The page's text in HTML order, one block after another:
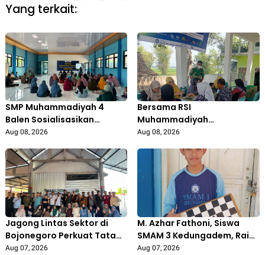
Yang terkait:
SMP Muhammadiyah 4
Balen Sosialisasikan
Program Sekolah dan Gelar
Murid
Aug 08, 2026
Bersama RSI
Muhammadiyah
Sumberrejo, KKN STITMUBO
Kesehatan Masyarakat
Desa Prigi
Aug 08, 2026
Jagong Lintas Sektor di
Bojonegoro Perkuat Tata
Kelola Pengelolaan
Aug 07, 2026
M. Azhar Fathoni, Siswa
SMAM 3 Kedungadem, Raih
Juara 1 Turnamen Catur
Aug 07, 2026